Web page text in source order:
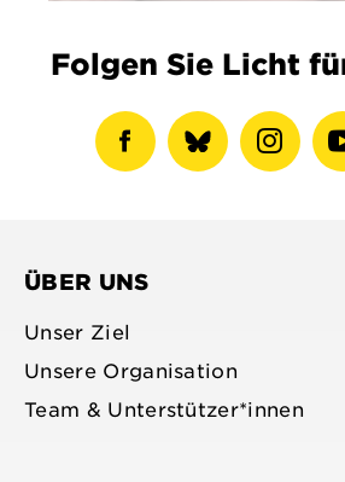
Folgen Sie Licht
Facebook-
show
ÜBER UNS
Unser Ziel
Unsere Organisation
Team & Unterstützer*innen